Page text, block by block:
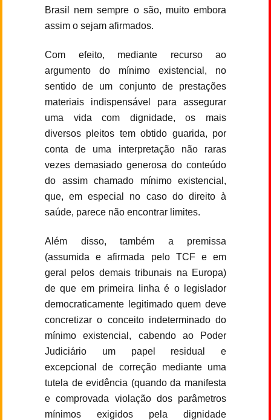
Brasil nem sempre o são, muito embora
assim o sejam afirmados.
Com efeito, mediante recurso ao
argumento do mínimo existencial, no
sentido de um conjunto de prestações
materiais indispensável para assegurar
uma vida com dignidade, os mais
diversos pleitos tem obtido guarida, por
conta de uma interpretação não raras
vezes demasiado generosa do conteúdo
do assim chamado mínimo existencial,
que, em especial no caso do direito à
saúde, parece não encontrar limites.
Além disso, também a premissa
(assumida e afirmada pelo TCF e em
geral pelos demais tribunais na Europa)
de que em primeira linha é o legislador
democraticamente legitimado quem deve
concretizar o conceito indeterminado do
mínimo existencial, cabendo ao Poder
Judiciário um papel residual e
excepcional de correção mediante uma
tutela de evidência (quando da manifesta
e comprovada violação dos parâmetros
mínimos exigidos pela dignidade